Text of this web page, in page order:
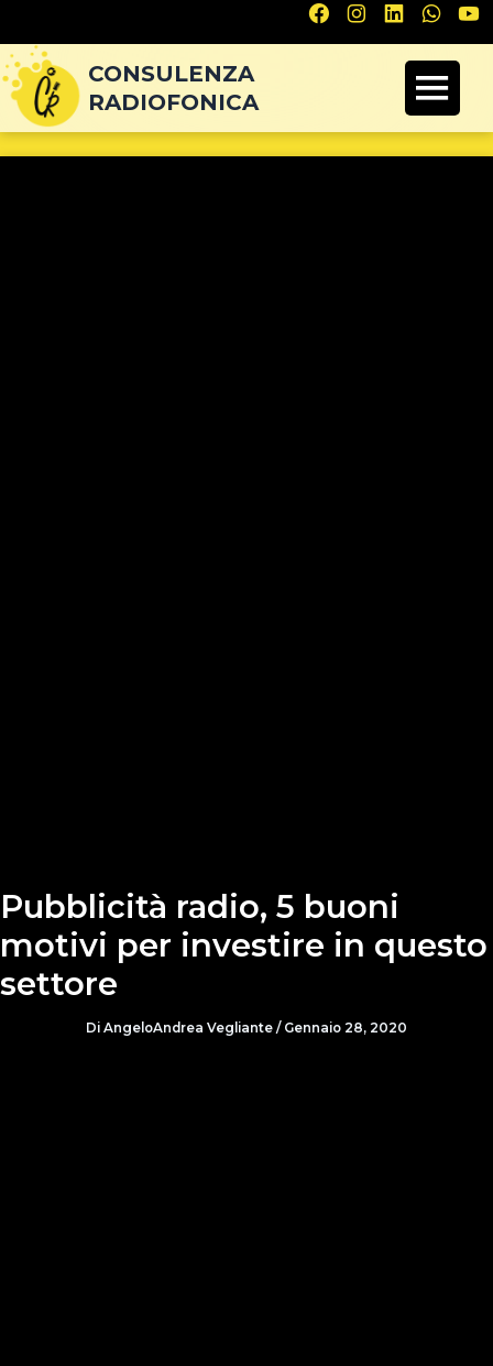
CONSULENZA
RADIOFONICA
Pubblicità radio, 5 buoni
motivi per investire in questo
settore
Di AngeloAndrea Vegliante / Gennaio 28, 2020